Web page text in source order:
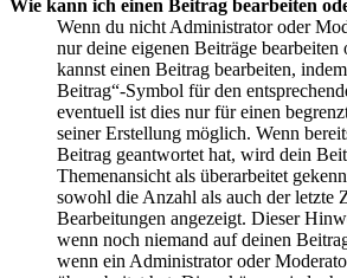
Wie kann ich einen Beitrag bearbeiten
Wenn du nicht Administrator oder
nur deine eigenen Beiträge bearbeiten
kannst einen Beitrag bearbeiten,
Beitrag“-Symbol für den
eventuell ist dies nur für einen
seiner Erstellung möglich. Wenn
Beitrag geantwortet hat, wird dein
Themenansicht als überarbeitet
sowohl die Anzahl als auch der letzte
Bearbeitungen angezeigt. Dieser
wenn noch niemand auf deinen
wenn ein Administrator oder